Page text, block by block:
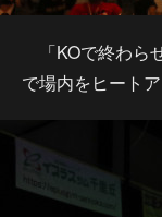
「KOで終わら
で場内をヒートア